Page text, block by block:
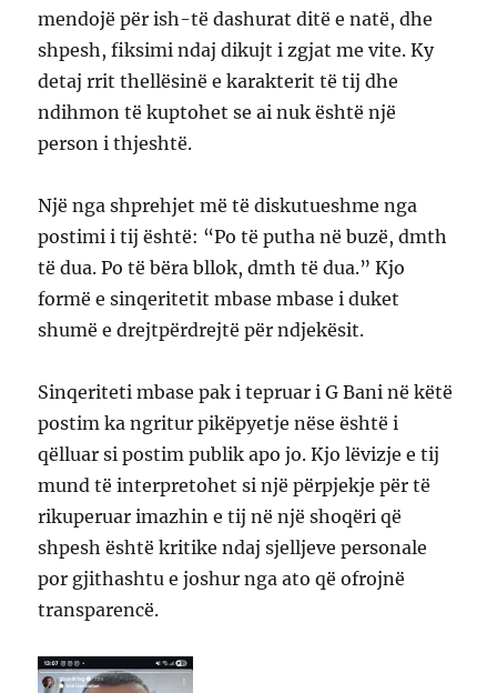
mendojë për ish-të dashurat ditë e natë, dhe
shpesh, fiksimi ndaj dikujt i zgjat me vite. Ky
detaj rrit thellësinë e karakterit të tij dhe
ndihmon të kuptohet se ai nuk është një
person i thjeshtë.
Një nga shprehjet më të diskutueshme nga
postimi i tij është: “Po të putha në buzë, dmth
të dua. Po të bëra bllok, dmth të dua.” Kjo
formë e sinqeritetit mbase mbase i duket
shumë e drejtpërdrejtë për ndjekësit.
Sinqeriteti mbase pak i tepruar i G Bani në këtë
postim ka ngritur pikëpyetje nëse është i
qëlluar si postim publik apo jo. Kjo lëvizje e tij
mund të interpretohet si një përpjekje për të
rikuperuar imazhin e tij në një shoqëri që
shpesh është kritike ndaj sjelljeve personale
por gjithashtu e joshur nga ato që ofrojnë
transparencë.